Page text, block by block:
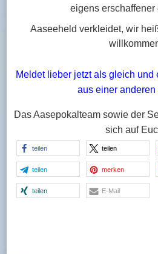
eigens erschaffener
Aaseeheld verkleidet, wir
Meldet lieber jetzt als gleich
aus einer anderen
Das Aasepokalteam sowie der
sich auf
teilen teilen
teilen merken
teilen E-Mail